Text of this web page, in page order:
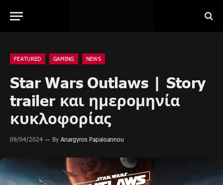
FEATURED GAMING NEWS
Star Wars Outlaws | Story
trailer και ημερομηνία
κυκλοφορίας
09/04/2024 By Anargyros Papaioannou